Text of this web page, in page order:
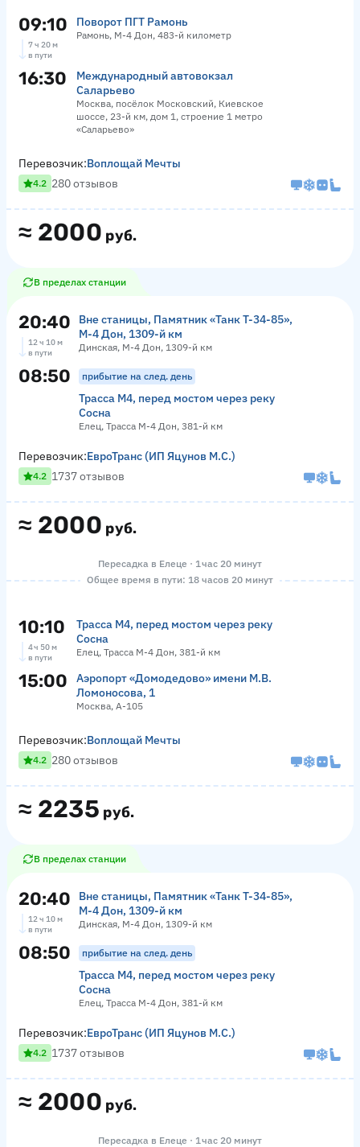
09:10 Поворот ПГТ Рамонь
Рамонь, М-4 Дон, 483-й километр
7 ч 20 м
в пути
16:30
Международный автовокзал
Саларьево
Москва, посёлок Московский, Киевское
шоссе, 23-й км, дом 1, строение 1 метро
«Саларьево»
≈ 2000 руб.
Перевозчик:Воплощай Мечты
4.2 280 отзывов
В пределах станции
20:40
Вне станицы, Памятник «‎Танк Т-34-85»,
М-4 Дон, 1309-й км
Динская, М-4 Дон, 1309-й км
12 ч 10 м
в пути
08:50 прибытие на след. день
Трасса М4, перед мостом через реку
Сосна
Елец, Трасса М-4 Дон, 381-й км
≈ 2000 руб.
Перевозчик:ЕвроТранс (ИП Яцунов М.С.)
4.2 1737 отзывов
Пересадка в Елеце · 1 час 20 минут
Общее время в пути: 18 часов 20 минут
10:10
Трасса М4, перед мостом через реку
Сосна
Елец, Трасса М-4 Дон, 381-й км
4 ч 50 м
в пути
15:00
Аэропорт «Домодедово» имени М.В.
Ломоносова, 1
Москва, А-105
≈ 2235 руб.
Перевозчик:Воплощай Мечты
4.2 280 отзывов
В пределах станции
20:40
Вне станицы, Памятник «‎Танк Т-34-85»,
М-4 Дон, 1309-й км
Динская, М-4 Дон, 1309-й км
12 ч 10 м
в пути
08:50 прибытие на след. день
Трасса М4, перед мостом через реку
Сосна
Елец, Трасса М-4 Дон, 381-й км
≈ 2000 руб.
Перевозчик:ЕвроТранс (ИП Яцунов М.С.)
4.2 1737 отзывов
Пересадка в Елеце · 1 час 20 минут